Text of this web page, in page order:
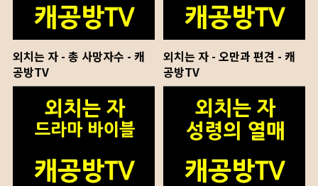
외치는 자 - 총 사망자수 - 캐
공방TV
외치는 자 - 오만과 편견 - 캐
공방TV